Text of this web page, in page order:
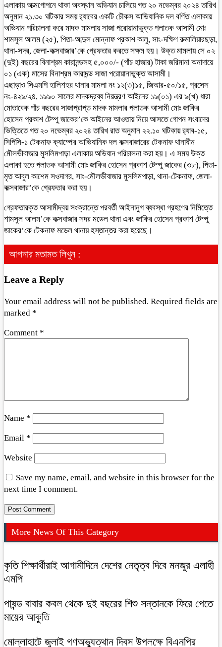
এলাকায় আত্মগোপনে থাকা অবস্থান অভিযান চালিয়ে গত ২০ নভেম্বর ২০২৪ তারিখ
অনুমান ২১.৩০ ঘটিকার সময় র‌্যাবের একটি চৌকস আভিযানিক দল বর্ণিত এলাকায়
অভিযান পরিচালনা করে মাদক মামলায় সাজা পরোয়ানাভুক্ত পলাতক আসামী মোঃ
শামসুল আলম (২৫), পিতা-আব্দুল মোন্নাফ প্রকাশ কালু, সাং-দক্ষিণ রুমালিয়ারছড়া,
থানা-সদর, জেলা-কক্সবাজার’কে গ্রেফতার করতে সক্ষম হয়। উক্ত মামলায় সে ০২
(দুই) বছরের বিনাশ্রম কারাদন্ডসহ ৫,০০০/- (পাঁচ হাজার) টাকা জরিমানা অনাদায়ে
০১ (এক) মাসের বিনাশ্রম কারাদন্ড সাজা পরোয়ানাভুক্ত আসামী।
এছাড়াও সিএমপি হালিশহর থানার মামলা নং ১২(৩)১৫, জিআর-৫০/১৫, প্রসেস
নং-৪২৯/২৪, ১৯৯০ সালের মাদকদ্রব্য নিয়ন্ত্রণ আইনের ১৯(০১) এর ৯(খ) ধারা
মোতাবেক পাঁচ বছরের সাজাপ্রাপ্ত মাদক মামলার পলাতক আসামী মোঃ জাকির
হোসেন প্রকাশ টেম্পু জাকের’কে আইনের আওতায় নিয়ে আসতে গোপন সংবাদের
ভিত্তিতে গত ২০ নভেম্বর ২০২৪ তারিখ রাত অনুমান ২২.১০ ঘটিকায় র‌্যাব-১৫,
সিপিসি-১ টেকনাফ ক্যাম্পের আভিযানিক দল কক্সবাজারের টেকনাফ থানাধীন
মৌলভীবাজার মুসলিমপাড়া এলাকায় অভিযান পরিচালনা করা হয়। এ সময় উক্ত
এলাকা হতে পলাতক আসামী মোঃ জাকির হোসেন প্রকাশ টেম্পু জাকের (৩৮), পিতা-
মৃত আবুল কাশেম সওদাগর, সাং-মৌলভীবাজার মুসলিমপাড়া, থানা-টেকনাফ, জেলা-
কক্সবাজার’কে গ্রেফতার করা হয়।
গ্রেফতারকৃত আসামীদ্বয় সংক্রান্তে পরবর্তী আইনানুগ ব্যবস্থা গ্রহণের নিমিত্তে
শামসুল আলম’কে কক্সবাজার সদর মডেল থানা এবং জাকির হোসেন প্রকাশ টেম্পু
জাকের’কে টেকনাফ মডেল থানায় হস্তান্তর করা হয়েছে।
আপনার মতামত লিখুন :
Leave a Reply
Your email address will not be published. Required fields are
marked *
Comment *
Name *
Email *
Website
Save my name, email, and website in this browser for the
next time I comment.
More News Of This Category
কৃতি শিক্ষার্থীরাই আগামীদিনে দেশের নেতৃত্ব দিবে মনজুর এলাহী
এমপি
পাষন্ড বাবার কবল থেকে দুই বছরের শিশু সন্তানকে ফিরে পেতে
মায়ের আকুতি
মোল্লাহাটে জুলাই গণঅভ্যুত্থান দিবস উপলক্ষে বিএনপির